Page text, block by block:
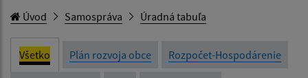
Úvod Samospráva Úradná tabuľa
Všetko Plán rozvoja obce Rozpočet-Hospodárenie